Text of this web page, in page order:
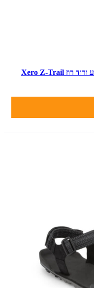
סנדלי טיולים לנשים זי-טרייל איב זרו צבע ורוד רוז Xero Z-Trail